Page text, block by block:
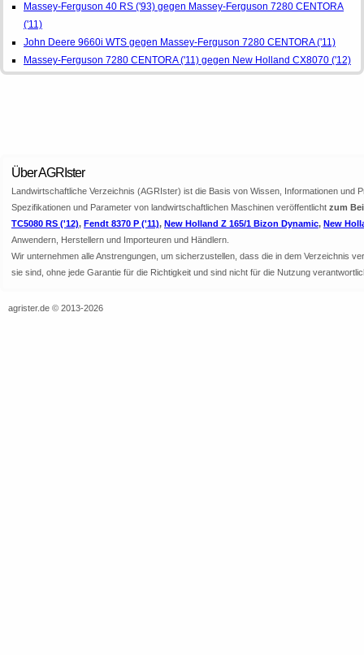
Massey-Ferguson 40 RS ('93) gegen Massey-Ferguson 7280 CENTORA
('11)
John Deere 9660i WTS gegen Massey-Ferguson 7280 CENTORA ('11)
Massey-Ferguson 7280 CENTORA ('11) gegen New Holland CX8070 ('12)
Über AGRIster
Landwirtschaftliche Verzeichnis (AGRIster) ist die Basis von Wissen, Informationen
Spezifikationen und Parameter von landwirtschaftlichen Maschinen veröffentlicht zum
TC5080 RS ('12), Fendt 8370 P ('11), New Holland Z 165/1 Bizon Dynamic, New
Anwendern, Herstellern und Importeuren und Händlern.
Wir unternehmen alle Anstrengungen, um sicherzustellen, dass die in dem Verzeichnis
sie sind, ohne jede Garantie für die Richtigkeit und sind nicht für die Nutzung
agrister.de © 2013-2026